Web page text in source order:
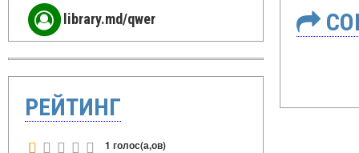
library.md/qwer
РЕЙТИНГ
1 голос(а,ов)